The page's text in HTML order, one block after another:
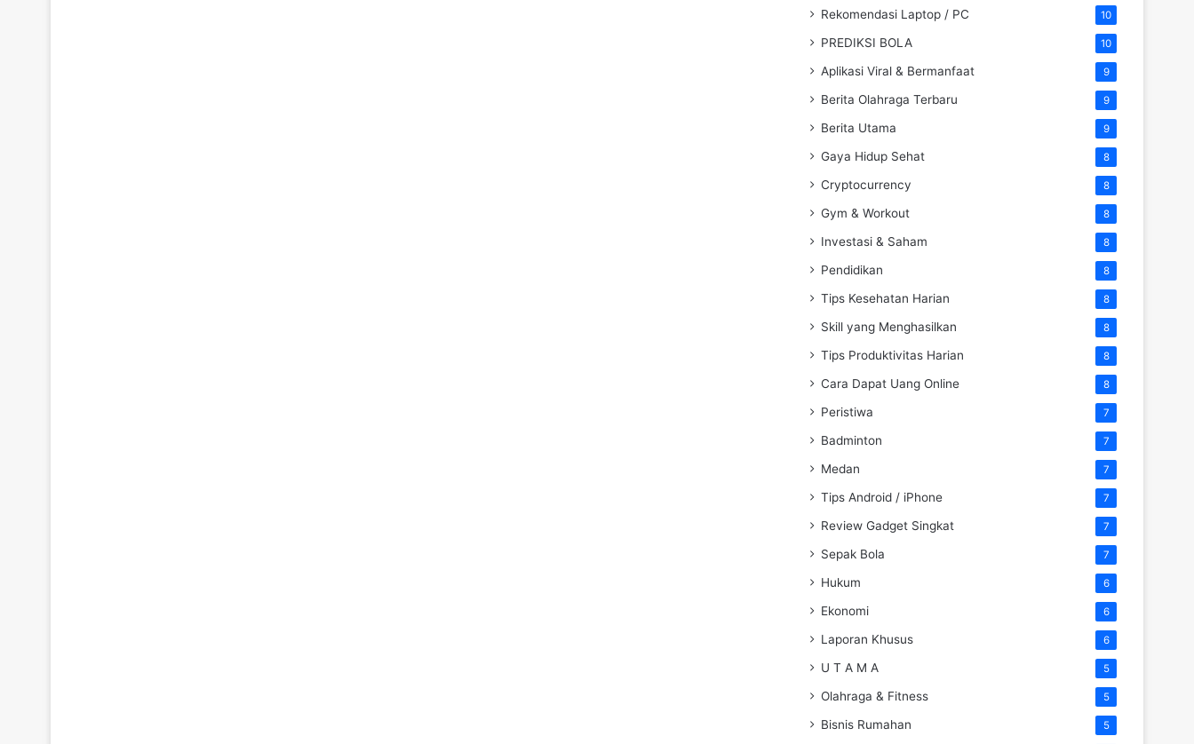
Rekomendasi Laptop / PC 10
PREDIKSI BOLA 10
Aplikasi Viral & Bermanfaat 9
Berita Olahraga Terbaru 9
Berita Utama 9
Gaya Hidup Sehat 8
Cryptocurrency 8
Gym & Workout 8
Investasi & Saham 8
Pendidikan 8
Tips Kesehatan Harian 8
Skill yang Menghasilkan 8
Tips Produktivitas Harian 8
Cara Dapat Uang Online 8
Peristiwa 7
Badminton 7
Medan 7
Tips Android / iPhone 7
Review Gadget Singkat 7
Sepak Bola 7
Hukum 6
Ekonomi 6
Laporan Khusus 6
U T A M A 5
Olahraga & Fitness 5
Bisnis Rumahan 5